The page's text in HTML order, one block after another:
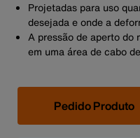
Projetadas para uso
desejada e onde a
A pressão de aperto
em uma área de cabo
Pedido Produto